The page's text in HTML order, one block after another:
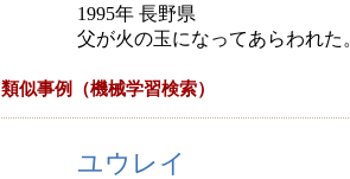
1995年 長野県
父が火の玉になってあらわれた
類似事例（機械学習検索）
ユウレイ